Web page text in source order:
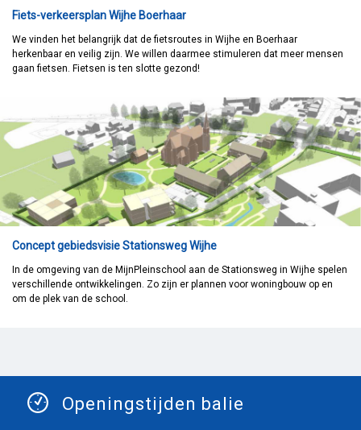
Fiets-verkeersplan Wijhe Boerhaar
We vinden het belangrijk dat de fietsroutes in Wijhe en Boerhaar
herkenbaar en veilig zijn. We willen daarmee stimuleren dat meer mensen
gaan fietsen. Fietsen is ten slotte gezond!
Concept gebiedsvisie Stationsweg Wijhe
In de omgeving van de MijnPleinschool aan de Stationsweg in Wijhe spelen
verschillende ontwikkelingen. Zo zijn er plannen voor woningbouw op en
om de plek van de school.
Openingstijden balie